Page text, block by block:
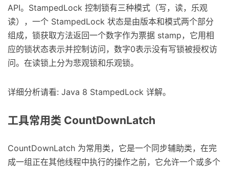
API。StampedLock 控制锁有三种模式（写，读，乐观
读），一个 StampedLock 状态是由版本和模式两个部分
组成，锁获取方法返回一个数字作为票据 stamp，它用相
应的锁状态表示并控制访问，数字0表示没有写锁被授权访
问。在读锁上分为悲观锁和乐观锁。
详细分析请看: Java 8 StampedLock 详解。
工具常用类 CountDownLatch
CountDownLatch 为常用类，它是一个同步辅助类，在完
成一组正在其他线程中执行的操作之前，它允许一个或多个